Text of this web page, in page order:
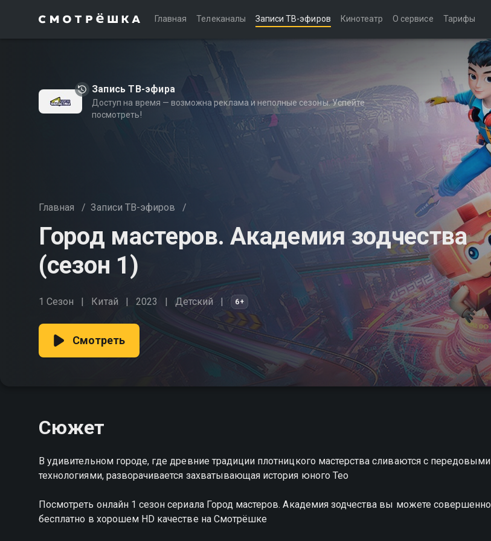
Главная Телеканалы Записи ТВ-эфиров Кинотеатр О сервисе Тарифы
Запись ТВ-эфира
Доступ на время — возможна реклама и неполные сезоны. Успейте
посмотреть!
Главная / Записи ТВ-эфиров /
Город мастеров. Академия зодчества
(сезон 1)
1 Сезон Китай 2023 Детский 6+
Смотреть
Сюжет
В удивительном городе, где древние традиции плотницкого мастерства сливаются с передовыми
технологиями, разворачивается захватывающая история юного Тео
Посмотреть онлайн 1 сезон сериала Город мастеров. Академия зодчества вы можете совершенно
бесплатно в хорошем HD качестве на Смотрёшке